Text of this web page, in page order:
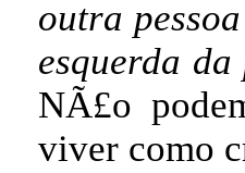
outra
esquerda
NÃ£o
viver como